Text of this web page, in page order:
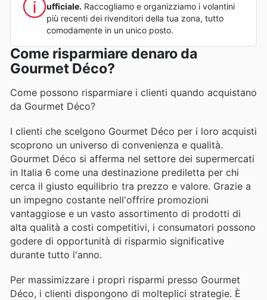
ufficiale. Raccogliamo e organizziamo i volantini
più recenti dei rivenditori della tua zona, tutto
comodamente in un unico posto.
Come risparmiare denaro da
Gourmet Déco?
Come possono risparmiare i clienti quando acquistano
da Gourmet Déco?
I clienti che scelgono Gourmet Déco per i loro acquisti
scoprono un universo di convenienza e qualità.
Gourmet Déco si afferma nel settore dei supermercati
in Italia 6 come una destinazione prediletta per chi
cerca il giusto equilibrio tra prezzo e valore. Grazie a
un impegno costante nell'offrire promozioni
vantaggiose e un vasto assortimento di prodotti di
alta qualità a costi competitivi, i consumatori possono
godere di opportunità di risparmio significative
durante tutto l'anno.
Per massimizzare i propri risparmi presso Gourmet
Déco, i clienti dispongono di molteplici strategie. È